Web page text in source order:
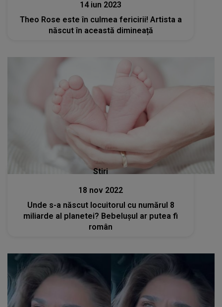
14 iun 2023
Theo Rose este în culmea fericirii! Artista a
născut în această dimineață
Stiri
18 nov 2022
Unde s-a născut locuitorul cu numărul 8
miliarde al planetei? Bebelușul ar putea fi
român